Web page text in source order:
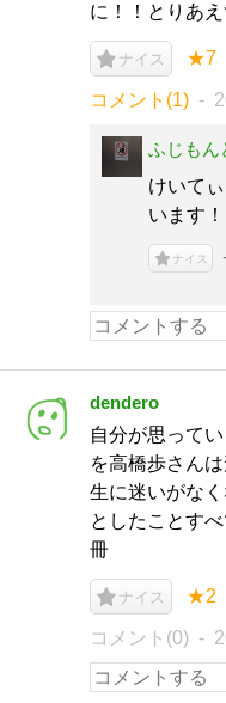
に！！とりあ
ナイス ★7
コメント(1)
ふじもん
けいて
います！
ナイス
dendero
自分が思って
を高橋歩さん
生に迷いがな
としたことす
冊
ナイス ★2
コメント(0)